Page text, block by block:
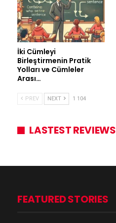
İki Cümleyi
Birleştirmenin Pratik
Yolları ve Cümleler
Arası…
PREV NEXT 1 104
LASTEST REVIEWS
FEATURED STORIES